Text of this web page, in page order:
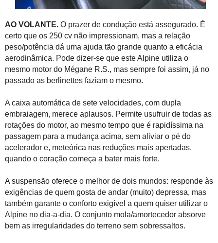
AO VOLANTE. O prazer de condução está assegurado. É
certo que os 250 cv não impressionam, mas a relação
peso/potência dá uma ajuda tão grande quanto a eficácia
aerodinâmica. Pode dizer-se que este Alpine utiliza o
mesmo motor do Mégane R.S., mas sempre foi assim, já no
passado as berlinettes faziam o mesmo.
A caixa automática de sete velocidades, com dupla
embraiagem, merece aplausos. Permite usufruir de todas as
rotações do motor, ao mesmo tempo que é rapidíssima na
passagem para a mudança acima, sem aliviar o pé do
acelerador e, meteórica nas reduções mais apertadas,
quando o coração começa a bater mais forte.
A suspensão oferece o melhor de dois mundos: responde às
exigências de quem gosta de andar (muito) depressa, mas
também garante o conforto exigível a quem quiser utilizar o
Alpine no dia-a-dia. O conjunto mola/amortecedor absorve
bem as irregularidades do terreno sem sobressaltos.